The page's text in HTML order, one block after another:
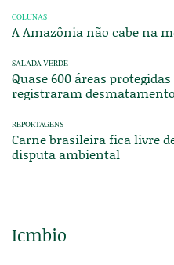
COLUNAS
A Amazônia não cabe na
SALADA VERDE
Quase 600 áreas
registraram
REPORTAGENS
Carne brasileira fica livre
disputa ambiental
Icmbio